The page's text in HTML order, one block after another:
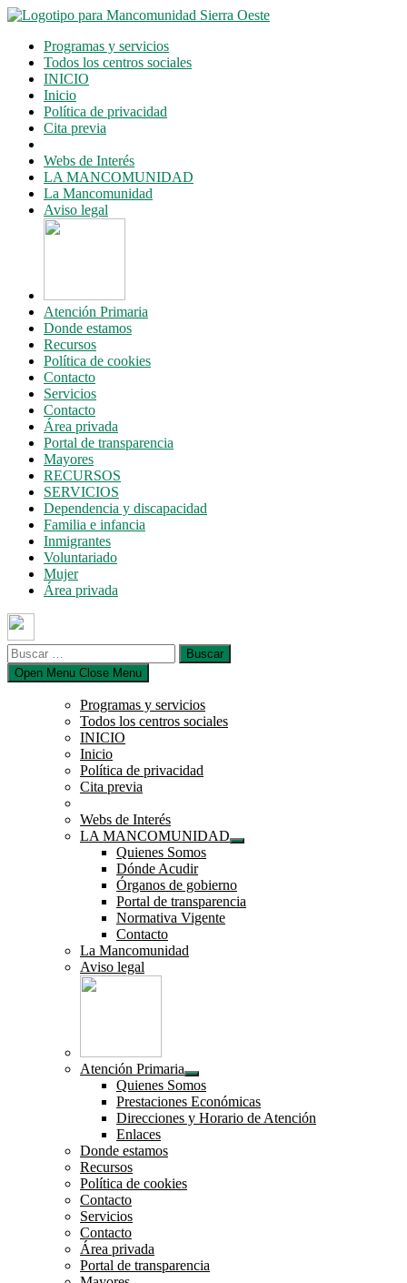
Saltar
contenidoProgramas y servicios
Todos los centros sociales
INICIO
Inicio
Política de privacidad
Cita previa
Webs de Interés
LA MANCOMUNIDAD
La Mancomunidad
Aviso legal
Atención Primaria
Donde estamos
Recursos
Política de cookies
Contacto
Servicios
Contacto
Área privada
Portal de transparencia
Mayores
RECURSOS
SERVICIOS
Dependencia y discapacidad
Familia e infancia
Inmigrantes
Voluntariado
Mujer
Área privada
Buscar:
Open Menu Close Menu
Programas y servicios
Todos los centros sociales
INICIO
Inicio
Política de privacidad
Cita previa
Webs de Interés
LA MANCOMUNIDAD
Mostrar
Quienes Somos
Dónde Acudir
Órganos de gobierno
Portal de transparencia
Normativa Vigente
Contacto
La Mancomunidad
Aviso legal
Atención Primaria
Mostrar
el
submenú
Quienes Somos
Prestaciones Económicas
Direcciones y Horario de Atención
Enlaces
Donde estamos
Recursos
Política de cookies
Contacto
Servicios
Contacto
Área privada
Portal de transparencia